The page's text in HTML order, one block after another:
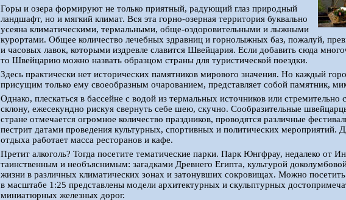
Горы и озера формируют не только приятный, радующий глаз природный
ландшафт, но и мягкий климат. Вся эта горно-озерная территория буквально
усеяна климатическими, термальными, обще-оздоровительными и лыжными
курортами. Общее количество лечебных здравниц и горнолыжных баз, пожалуй,
и часовых лавок, которыми издревле славится Швейцария. Если добавить сюда
то Швейцарию можно назвать образцом страны для туристической поездки.
Здесь практически нет исторических памятников мирового значения. Но каждый
присущим только ему своеобразным очарованием, представляет собой памятник,
Однако, плескаться в бассейне с водой из термальных источников или
склону, ежесекундно рискуя свернуть себе шею, скучно. Сообразительные
стране отмечается огромное количество праздников, проводятся различные
пестрит датами проведения культурных, спортивных и политических
отдыха работает масса ресторанов и кафе.
Претит алкоголь? Тогда посетите тематические парки. Парк Юнгфрау, недалеко от
таинственным и необъяснимым: загадками Древнего Египта, культурой
жизни в различных климатических зонах и затонувших сокровищах. Можно
в масштабе 1:25 представлены модели архитектурных и скульптурных
миниатюрных железных дорог.